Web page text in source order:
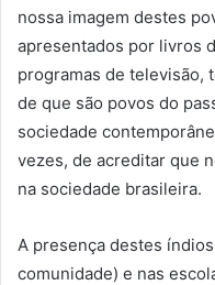
nossa imagem destes
apresentados por livros
programas de televisão,
de que são povos do
sociedade
vezes, de acreditar que
na sociedade brasileira.
A presença destes
comunidade) e nas